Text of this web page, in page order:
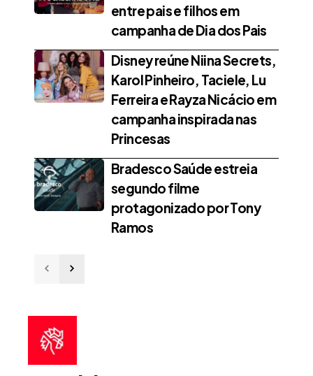
entre pais e filhos em
campanha de Dia dos Pais
Disney reúne Niina Secrets,
Karol Pinheiro, Taciele, Lu
Ferreira e Rayza Nicácio em
campanha inspirada nas
Princesas
Bradesco Saúde estreia
segundo filme
protagonizado por Tony
Ramos